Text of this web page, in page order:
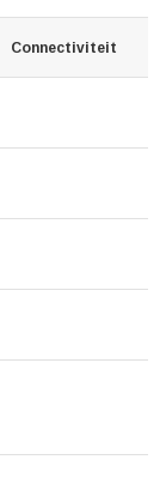
Connectiviteit